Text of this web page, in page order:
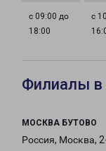
с 09:00 до
18:00
с
Филиалы
МОСКВА БУТОВО
Россия, Москва,